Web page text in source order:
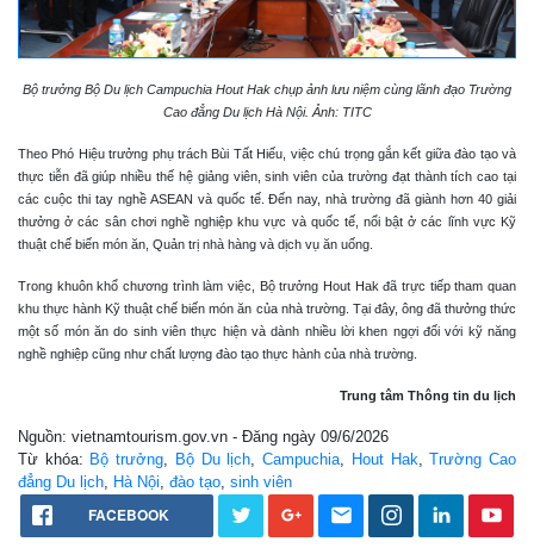
Bộ trưởng Bộ Du lịch Campuchia Hout Hak chụp ảnh lưu niệm cùng lãnh đạo Trường
Cao đẳng Du lịch Hà Nội. Ảnh: TITC
Theo Phó Hiệu trưởng phụ trách Bùi Tất Hiếu, việc chú trọng gắn kết giữa đào tạo và
thực tiễn đã giúp nhiều thế hệ giảng viên, sinh viên của trường đạt thành tích cao tại
các cuộc thi tay nghề ASEAN và quốc tế. Đến nay, nhà trường đã giành hơn 40 giải
thưởng ở các sân chơi nghề nghiệp khu vực và quốc tế, nổi bật ở các lĩnh vực Kỹ
thuật chế biến món ăn, Quản trị nhà hàng và dịch vụ ăn uống.
Trong khuôn khổ chương trình làm việc, Bộ trưởng Hout Hak đã trực tiếp tham quan
khu thực hành Kỹ thuật chế biến món ăn của nhà trường. Tại đây, ông đã thưởng thức
một số món ăn do sinh viên thực hiện và dành nhiều lời khen ngợi đối với kỹ năng
nghề nghiệp cũng như chất lượng đào tạo thực hành của nhà trường.
Trung tâm Thông tin du lịch
Nguồn: vietnamtourism.gov.vn - Đăng ngày 09/6/2026
Từ khóa: Bộ trưởng, Bộ Du lịch,Campuchia, Hout Hak,Trường Cao
đẳng Du lịch, Hà Nội, đào tạo, sinh viên
FACEBOOK